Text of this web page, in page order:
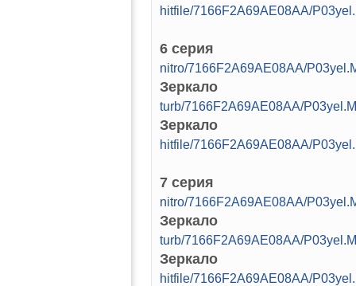
hitfile/7166F2A69AE08AA/
6 серия
nitro/7166F2A69AE08AA/
Зеркало
turb/7166F2A69AE08AA/
Зеркало
hitfile/7166F2A69AE08AA/
7 серия
nitro/7166F2A69AE08AA/
Зеркало
turb/7166F2A69AE08AA/
Зеркало
hitfile/7166F2A69AE08AA/